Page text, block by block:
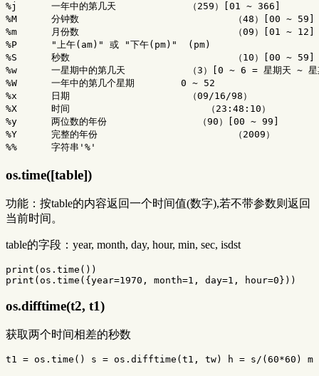
%j 一年中的第几天 （ 259 ） 01 ~ 366
%M 分钟数 （48 ） 00 ~ 59
%m 月份数 （09 ） 01 ~ 12
%P "上午(am)" 或 "下午(pm)" ( pm)
%S 秒数 （ 10 ） 00 ~ 59
%w 一星期中的第几天 （3 ） 0 ~ 6 = 星期天 ~
%W 一年中的第几个星期 0 ~ 52
%x 日期 （09/16/98 ）
%X 时间 （ 23 : 48 : 10 ）
%y 两位数的年份 （90 ） 00 ~ 99
%Y 完整的年份 （ 2009 ）
%%
字符串 '%'
os.time([table])
功能：按table的内容返回一个时间值(数字),若不带参数则返回
当前时间。
table的字段：year, month, day, hour, min, sec, isdst
print (os.time ())
print (os.time ({year=1970 , month=1 , day=1 , hour=0}))
os.difftime(t2, t1)
获取两个时间相差的秒数
t1 = os.time () s = os.difftime ( t1 , tw) h = s / ( 60*60 ) m